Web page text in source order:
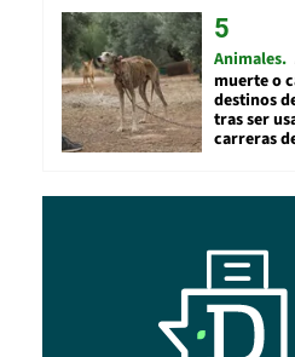
Animales
muerte o
destinos
tras ser
carreras